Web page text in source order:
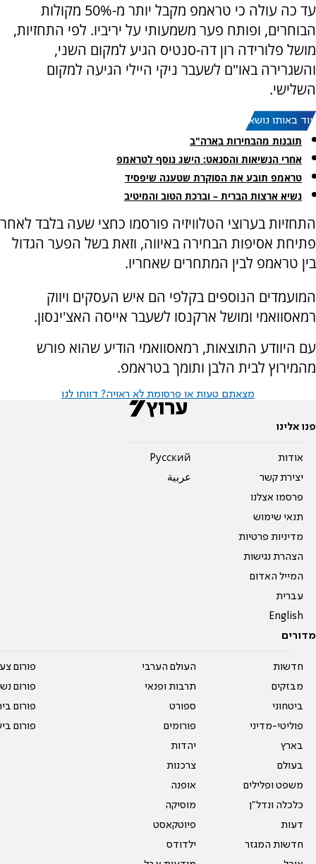
עד כה עולה כי טראמפ מקבל יותר מ-50% מקולות
הבוחרים, ופותח פער משמעותי על יריביו. לפי התחזיות,
מושל פלורידה רון דה-סנטיס הגיע למקום השני,
והשגרירה באו"ם לשעבר ניקי היילי הגיעה למקום
השלישי.
עוד באותו נושא:
תובנות מהבחירות בארה"ב
אחרי הנשיאות והסנאט: הישג נוסף לטראמפ
טראמפ תובע את הסוקרת שטענה שיפסיד
נשיא ארצות הברית – וברכת הטוב והמיטיב
התחזיות בערוצי הטלוויזיה פורסמו כחצי שעה בלבד לאחר
פתיחת אסיפות הבחירה באיווה, וזאת בשל הפער הגדול
בין טראמפ לבין המתחרים שאחריו.
המועמדים הנוספים בקלפי הם איש העסקים ויווק
רמאסוואמי ומושל ארקנסו לשעבר אייסה האצ'ינסון.
עם היוודע התוצאות, רמאסוואמי הודיע שהוא פורש
מהמירוץ לבית הלבן ותומך בטראמפ.
מצאתם טעות או פרסומת לא ראויה? דווחו לנו
פנו אלינו
אודות
יצירת קשר
פרסמו אצלנו
תנאי שימוש
מדיניות פרטיות
הצהרת נגישות
המייל האדום
עברית
English
Pусский
عربية
מדורים
חדשות
מבזקים
ביטחוני
פוליטי-מדיני
בארץ
בעולם
משפט ופלילים
כלכלה ונדל"ן
דעות
חדשות המגזר
העולם הערבי
תרבות ופנאי
ספורט
פורומים
יהדות
צרכנות
אופנה
מוסיקה
פיוטקאסט
ילדודס
פורום
פורום
פורום
פורום